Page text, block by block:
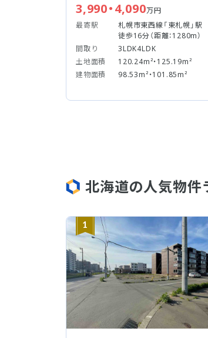
3,990・4,090万円
最寄駅
札幌市東西線「東札幌」駅
徒歩16分（距離：1280m）
間取り
3LDK4LDK
土地面積
120.24m²・125.19m²
建物面積
98.53m²・101.85m²
北海道の人気物件
1